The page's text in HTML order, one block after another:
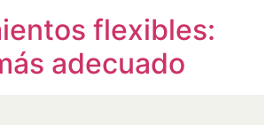
flexibles:
adecuado